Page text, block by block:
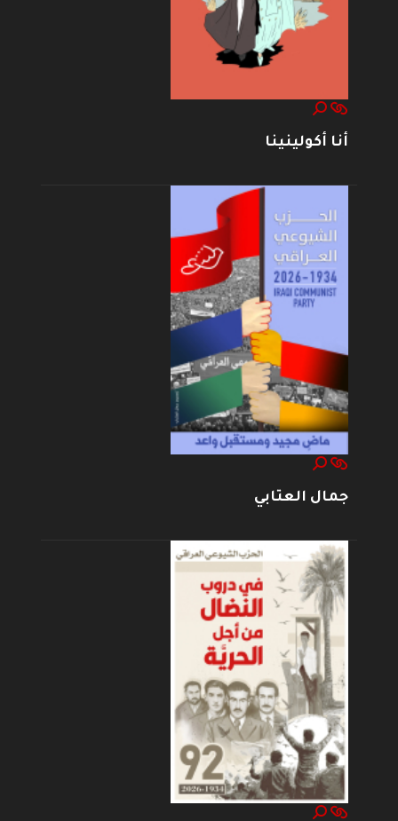
أنا أكولينينا
جمال العتابي